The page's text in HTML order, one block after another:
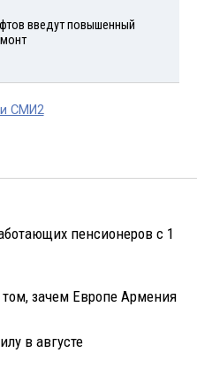
введут повышенный
СМИ2
пенсионеров с 1
зачем Европе Армения
в августе